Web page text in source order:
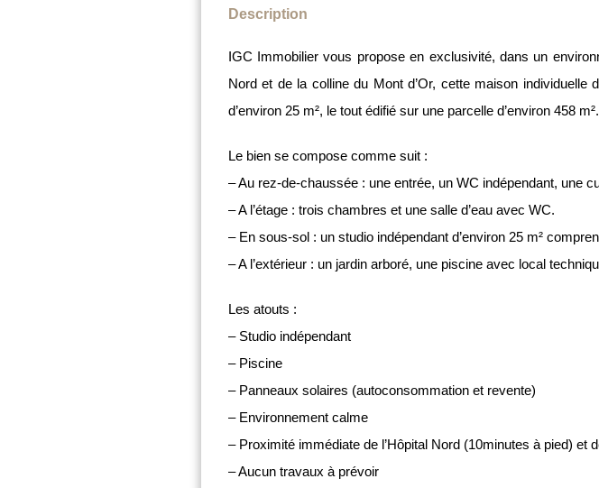
Description
IGC Immobilier vous propose en exclusivité, dans un
Nord et de la colline du Mont d’Or, cette maison individuelle
d’environ 25 m², le tout édifié sur une parcelle d’environ 458 m².
Le bien se compose comme suit :
– Au rez-de-chaussée : une entrée, un WC indépendant, une
– A l’étage : trois chambres et une salle d’eau avec WC.
– En sous-sol : un studio indépendant d’environ 25 m²
– A l’extérieur : un jardin arboré, une piscine avec local
Les atouts :
– Studio indépendant
– Piscine
– Panneaux solaires (autoconsommation et revente)
– Environnement calme
– Proximité immédiate de l’Hôpital Nord (10minutes à pied) et
– Aucun travaux à prévoir